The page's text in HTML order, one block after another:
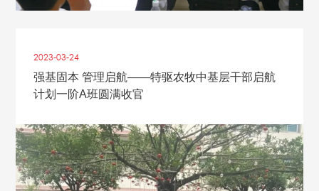
2023-03-24
强基固本 管理启航——特驱农牧中基层干部启航
计划一阶A班圆满收官